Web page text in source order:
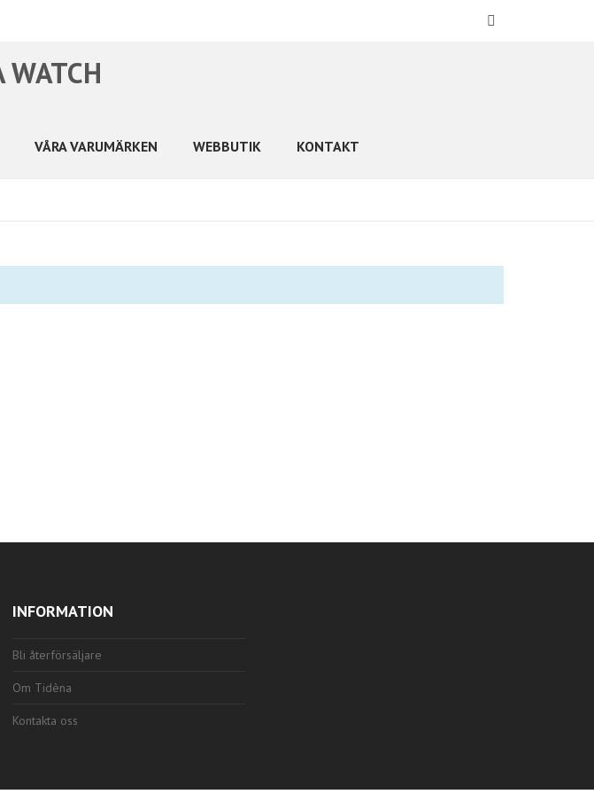
VÅRA VARUMÄRKEN WEBBUTIK KONTAKT
INFORMATION
Bli återförsäljare
Om Tidèna
Kontakta oss